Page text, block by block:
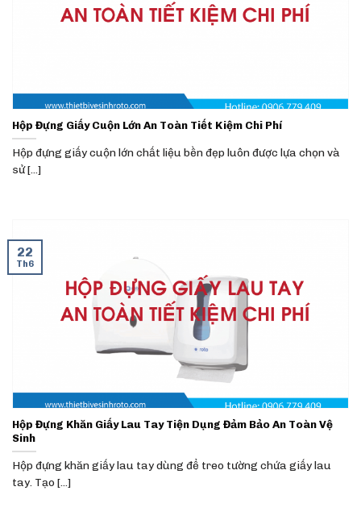
Hộp Đựng Giấy Cuộn Lớn An Toàn Tiết Kiệm Chi Phí
Hộp đựng giấy cuộn lớn chất liệu bền đẹp luôn được lựa chọn và
sử [...]
Hộp Đựng Khăn Giấy Lau Tay Tiện Dụng Đảm Bảo An Toàn Vệ
Sinh
Hộp đựng khăn giấy lau tay dùng để treo tường chứa giấy lau
tay. Tạo [...]
22
Th6